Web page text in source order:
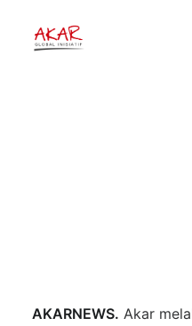
Roadshow
AKARNEWS. Akar